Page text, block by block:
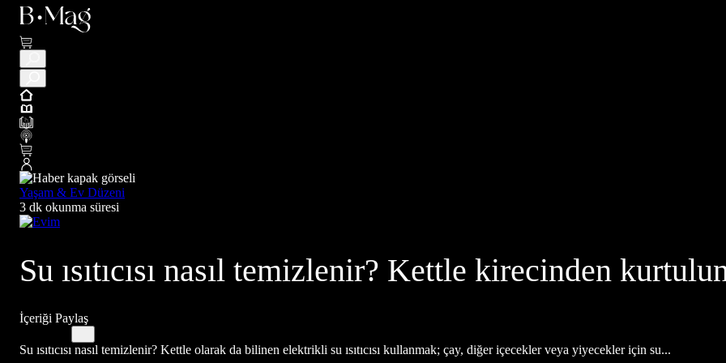
Yaşam & Ev Düzeni
3 dk okunma süresi
Su ısıtıcısı nasıl temizlenir? Kettle kirecinden
İçeriği Paylaş
Su ısıtıcısı nasıl temizlenir? Kettle olarak da bilinen elektrikli su ısıtıcısı kullanmak; çay, diğer içecekler veya yiyecekler için su...